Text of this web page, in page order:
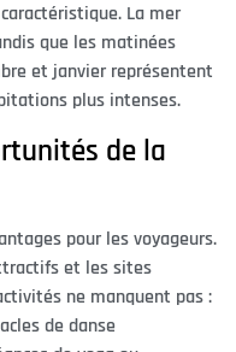
La mer
que les matinées
et janvier représentent
plus intenses.
de la
pour les voyageurs.
et les sites
ne manquent pas :
de danse